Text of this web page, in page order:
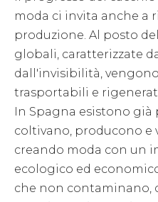
moda ci invita anche a
produzione. Al posto
globali, caratterizzate
dall'invisibilità,
trasportabili e
In Spagna esistono
coltivano, producono e
creando moda con un
ecologico ed
che non contaminano,